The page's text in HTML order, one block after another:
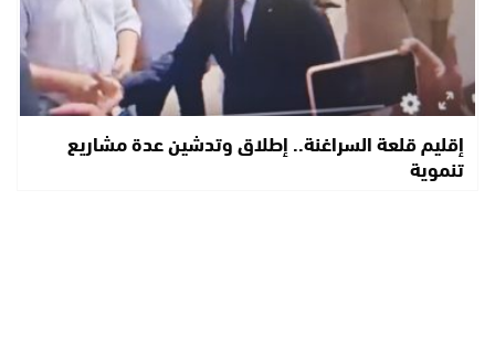
إقليم قلعة السراغنة.. إطلاق وتدشين عدة مشاريع
تنموية